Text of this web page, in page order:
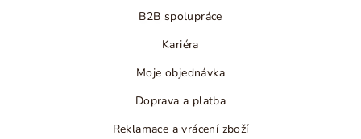
B2B spolupráce
Kariéra
Moje objednávka
Doprava a platba
Reklamace a vrácení zboží